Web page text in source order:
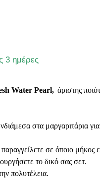
3 ημέρες
Water Pearl, άριστης
στα μαργαριτάρια
σε όποιο μήκος
το δικό σας σετ.
πολυτέλεια.